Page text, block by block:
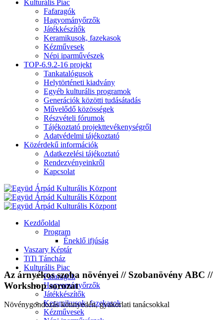
Kulturális Piac
Fafaragók
Hagyományőrzők
Játékkészítők
Keramikusok, fazekasok
Kézművesek
Népi iparművészek
TOP-6.9.2-16 projekt
Tankatalógusok
Helytörténeti kiadvány
Egyéb kulturális programok
Generációk közötti tudásátadás
Művelődő közösségek
Részvételi fórumok
Tájékoztató projekttevékenységről
Adatvédelmi tájékoztató
Közérdekű információk
Adatkezelési tájékoztató
Rendezvényeinkről
Kapcsolat
Kezdőoldal
Program
Éneklő ifjúság
Vaszary Képtár
TiTi Táncház
Kulturális Piac
Fafaragók
Hagyományőrzők
Játékkészítők
Keramikusok, fazekasok
Kézművesek
Az árnyékos szoba növényei // Szobanövény ABC //
Workshop sorozat
Növénygondozás könnyedén, gyakorlati tanácsokkal